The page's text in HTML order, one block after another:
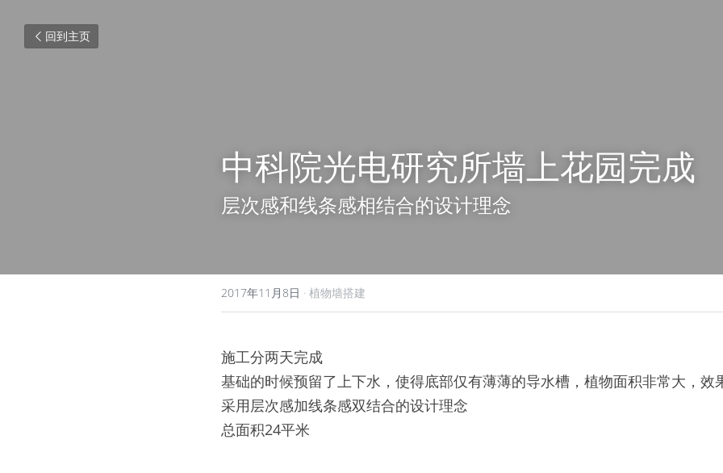
回到主页
中科院光电研究所墙上花园完成
层次感和线条感相结合的设计理念
2017年11月8日 · 植物墙搭建
施工分两天完成
基础的时候预留了上下水，使得底部仅有薄薄的导水槽，植物面积非常大，效
采用层次感加线条感双结合的设计理念
总面积24平米